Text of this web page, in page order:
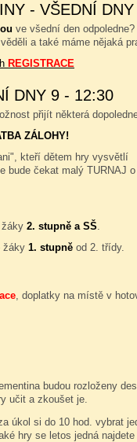
- VŠEDNÍ
ve všední den
a také máme nějaká
REGISTRACE
DNY 9 - 12:30
přijít některá
ZÁLOHY!
kteří dětem hry vysvětlí
bude čekat malý TURNAJ o
žáky 2. stupně a SŠ.
žáky 1. stupně od 2. třídy.
, doplatky na místě v
budou rozloženy
učit a zkoušet je.
úkol si do 10 hod. vybrat
hry se letos jedná